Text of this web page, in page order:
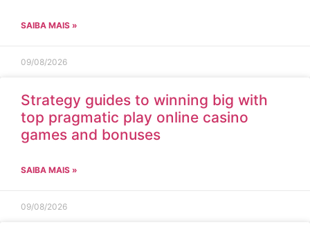
SAIBA MAIS »
09/08/2026
Strategy guides to winning big with
top pragmatic play online casino
games and bonuses
SAIBA MAIS »
09/08/2026